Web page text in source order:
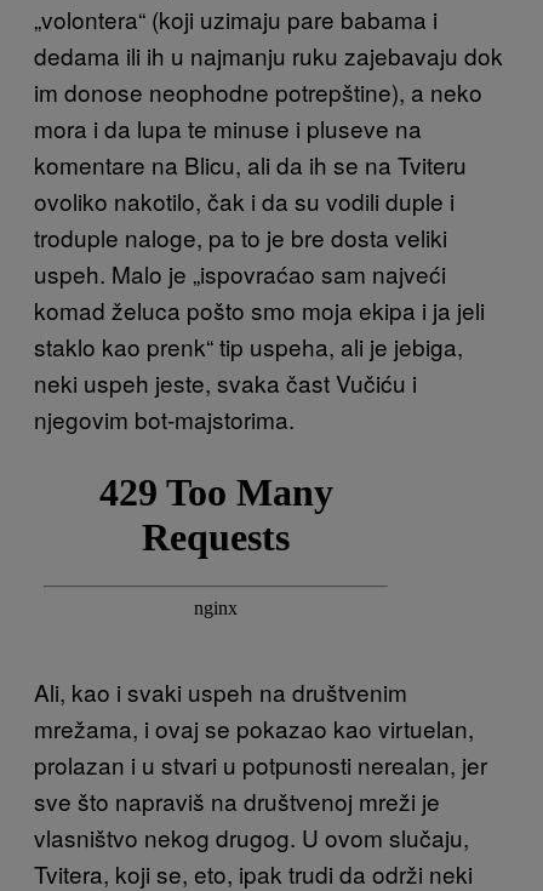
„volontera“ (koji uzimaju pare babama i
dedama ili ih u najmanju ruku zajebavaju dok
im donose neophodne potrepštine), a neko
mora i da lupa te minuse i pluseve na
komentare na Blicu, ali da ih se na Tviteru
ovoliko nakotilo, čak i da su vodili duple i
troduple naloge, pa to je bre dosta veliki
uspeh. Malo je „ispovraćao sam najveći
komad želuca pošto smo moja ekipa i ja jeli
staklo kao prenk“ tip uspeha, ali je jebiga,
neki uspeh jeste, svaka čast Vučiću i
njegovim bot-majstorima.
Ali, kao i svaki uspeh na društvenim
mrežama, i ovaj se pokazao kao virtuelan,
prolazan i u stvari u potpunosti nerealan, jer
sve što napraviš na društvenoj mreži je
vlasništvo nekog drugog. U ovom slučaju,
Tvitera, koji se, eto, ipak trudi da održi neki